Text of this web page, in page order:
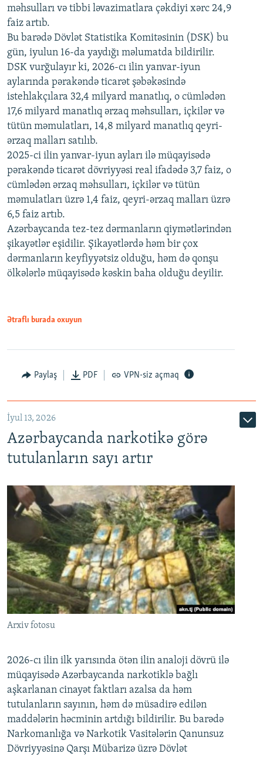
Auto 240p 360p 480p
720p 1080p
480p
720p
1080p
məhsulları və tibbi ləvazimatlara çəkdiyi xərc 24,9
faiz artıb.
Bu barədə Dövlət Statistika Komitəsinin (DSK) bu
gün, iyulun 16-da yaydığı məlumatda bildirilir.
DSK vurğulayır ki, 2026-cı ilin yanvar-iyun
aylarında pərakəndə ticarət şəbəkəsində
istehlakçılara 32,4 milyard manatlıq, o cümlədən
17,6 milyard manatlıq ərzaq məhsulları, içkilər və
tütün məmulatları, 14,8 milyard manatlıq qeyri-
ərzaq malları satılıb.
2025-ci ilin yanvar-iyun ayları ilə müqayisədə
pərakəndə ticarət dövriyyəsi real ifadədə 3,7 faiz, o
cümlədən ərzaq məhsulları, içkilər və tütün
məmulatları üzrə 1,4 faiz, qeyri-ərzaq malları üzrə
6,5 faiz artıb.
Azərbaycanda tez-tez dərmanların qiymətlərindən
şikayətlər eşidilir. Şikayətlərdə həm bir çox
dərmanların keyfiyyətsiz olduğu, həm də qonşu
ölkələrlə müqayisədə kəskin baha olduğu deyilir.
Ətraflı burada oxuyun
Paylaş PDF VPN-siz açmaq
İyul 13, 2026
Azərbaycanda narkotikə görə
tutulanların sayı artır
Arxiv fotosu
2026-cı ilin ilk yarısında ötən ilin analoji dövrü ilə
müqayisədə Azərbaycanda narkotiklə bağlı
aşkarlanan cinayət faktları azalsa da həm
tutulanların sayının, həm də müsadirə edilən
maddələrin həcminin artdığı bildirilir. Bu barədə
Narkomanlığa və Narkotik Vasitələrin Qanunsuz
Dövriyyəsinə Qarşı Mübarizə üzrə Dövlət